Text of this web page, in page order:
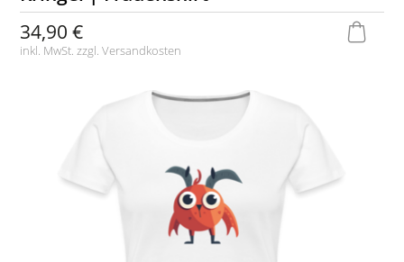
34,90 €
inkl. MwSt. zzgl.Versandkosten